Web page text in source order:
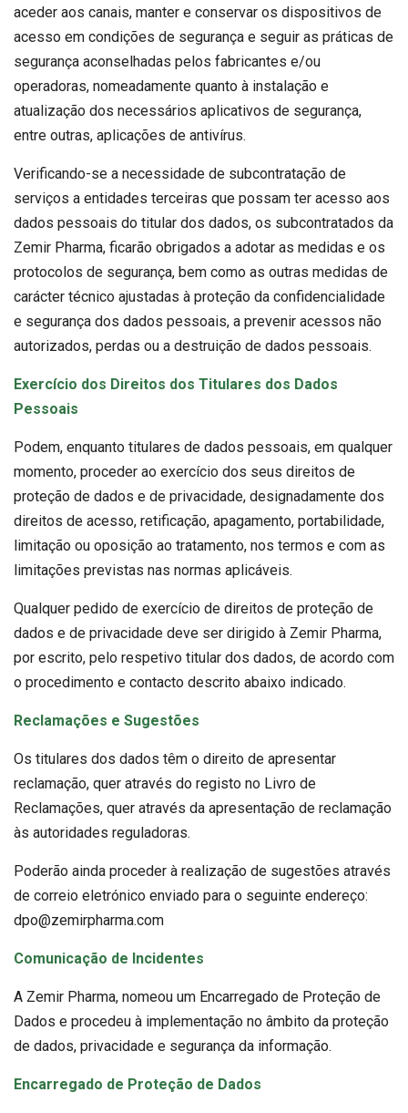
aceder aos canais, manter e conservar os dispositivos de
acesso em condições de segurança e seguir as práticas de
segurança aconselhadas pelos fabricantes e/ou
operadoras, nomeadamente quanto à instalação e
atualização dos necessários aplicativos de segurança,
entre outras, aplicações de antivírus.
Verificando-se a necessidade de subcontratação de
serviços a entidades terceiras que possam ter acesso aos
dados pessoais do titular dos dados, os subcontratados da
Zemir Pharma, ficarão obrigados a adotar as medidas e os
protocolos de segurança, bem como as outras medidas de
carácter técnico ajustadas à proteção da confidencialidade
e segurança dos dados pessoais, a prevenir acessos não
autorizados, perdas ou a destruição de dados pessoais.
Exercício dos Direitos dos Titulares dos Dados
Pessoais
Podem, enquanto titulares de dados pessoais, em qualquer
momento, proceder ao exercício dos seus direitos de
proteção de dados e de privacidade, designadamente dos
direitos de acesso, retificação, apagamento, portabilidade,
limitação ou oposição ao tratamento, nos termos e com as
limitações previstas nas normas aplicáveis.
Qualquer pedido de exercício de direitos de proteção de
dados e de privacidade deve ser dirigido à Zemir Pharma,
por escrito, pelo respetivo titular dos dados, de acordo com
o procedimento e contacto descrito abaixo indicado.
Reclamações e Sugestões
Os titulares dos dados têm o direito de apresentar
reclamação, quer através do registo no Livro de
Reclamações, quer através da apresentação de reclamação
às autoridades reguladoras.
Poderão ainda proceder à realização de sugestões através
de correio eletrónico enviado para o seguinte endereço:
dpo@zemirpharma.com
Comunicação de Incidentes
A Zemir Pharma, nomeou um Encarregado de Proteção de
Dados e procedeu à implementação no âmbito da proteção
de dados, privacidade e segurança da informação.
Encarregado de Proteção de Dados